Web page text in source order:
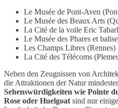
Le Musée de Pont-Aven
Le Musée des Beaux Arts
La Cité de la voile Eric
Le Musée des Phares et
Les Champs Libres (Rennes)
La Cité des Télécoms
Neben den Zeugnissen von
die Attraktionen der Natur
Sehenswürdigkeiten wie Pointe
Rose oder Huelgoatsind nur